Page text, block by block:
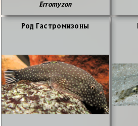
Erromyzon
Род Га­стро­ми­зо­ны